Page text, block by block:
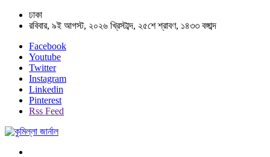
ঢাকা
রবিবার, ৯ই আগস্ট, ২০২৬ খ্রিস্টাব্দ, ২৫শে শ্রাবণ, ১৪৩৩ বঙ্গাব্দ
Facebook
Youtube
Twitter
Instagram
Linkedin
Pinterest
Rss Feed